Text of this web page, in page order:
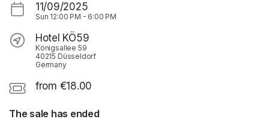
11/09/2025
Sun 12:00 PM - 6:00 PM
Hotel KÖ59
Königsallee 59
40215 Düsseldorf
Germany
from €18.00
The sale has ended